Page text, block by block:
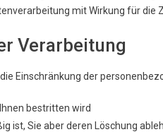
mit Wirkung für die
Verarbeitung
Einschränkung der
bestritten wird
ist, Sie aber deren Löschung